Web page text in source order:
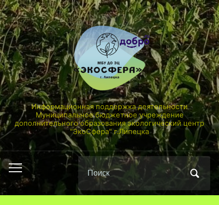
Информационная поддержка деятельности
Муниципальное бюджетное учреждение
дополнительного образования экологический центр
"ЭкоСфера" г.Липецка
Переключить
мобильное
меню
Поиск
по: